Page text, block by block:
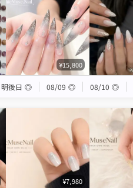
¥15,800
明後日 ◎ 08/09 ◎ 08/10 ◎
¥7,980